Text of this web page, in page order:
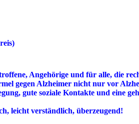
Angehörige und für alle, die
gegen Alzheimer nicht nur vor
gute soziale Kontakte und eine
leicht verständlich, überzeugend!